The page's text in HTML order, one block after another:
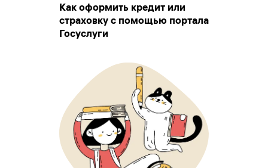
Как оформить кредит или
страховку с помощью портала
Госуслуги